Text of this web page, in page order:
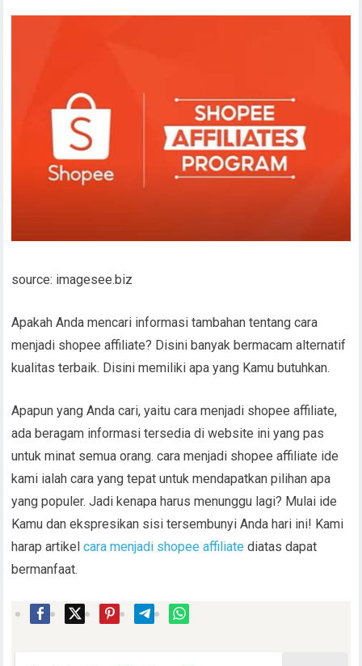
source: imagesee.biz
Apakah Anda mencari informasi tambahan tentang cara
menjadi shopee affiliate? Disini banyak bermacam alternatif
kualitas terbaik. Disini memiliki apa yang Kamu butuhkan.
Apapun yang Anda cari, yaitu cara menjadi shopee affiliate,
ada beragam informasi tersedia di website ini yang pas
untuk minat semua orang. cara menjadi shopee affiliate ide
kami ialah cara yang tepat untuk mendapatkan pilihan apa
yang populer. Jadi kenapa harus menunggu lagi? Mulai ide
Kamu dan ekspresikan sisi tersembunyi Anda hari ini! Kami
harap artikelcara menjadi shopee affiliatediatas dapat
bermanfaat.